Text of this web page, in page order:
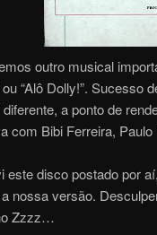
outro musical
ou “Alô Dolly!”. Sucesso
diferente, a ponto de
com Bibi Ferreira,
este disco postado por
nossa versão.
Zzzz…